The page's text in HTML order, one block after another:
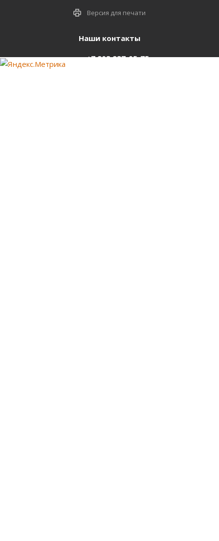
Версия для печати
Наши контакты
+7 903 937-05-75